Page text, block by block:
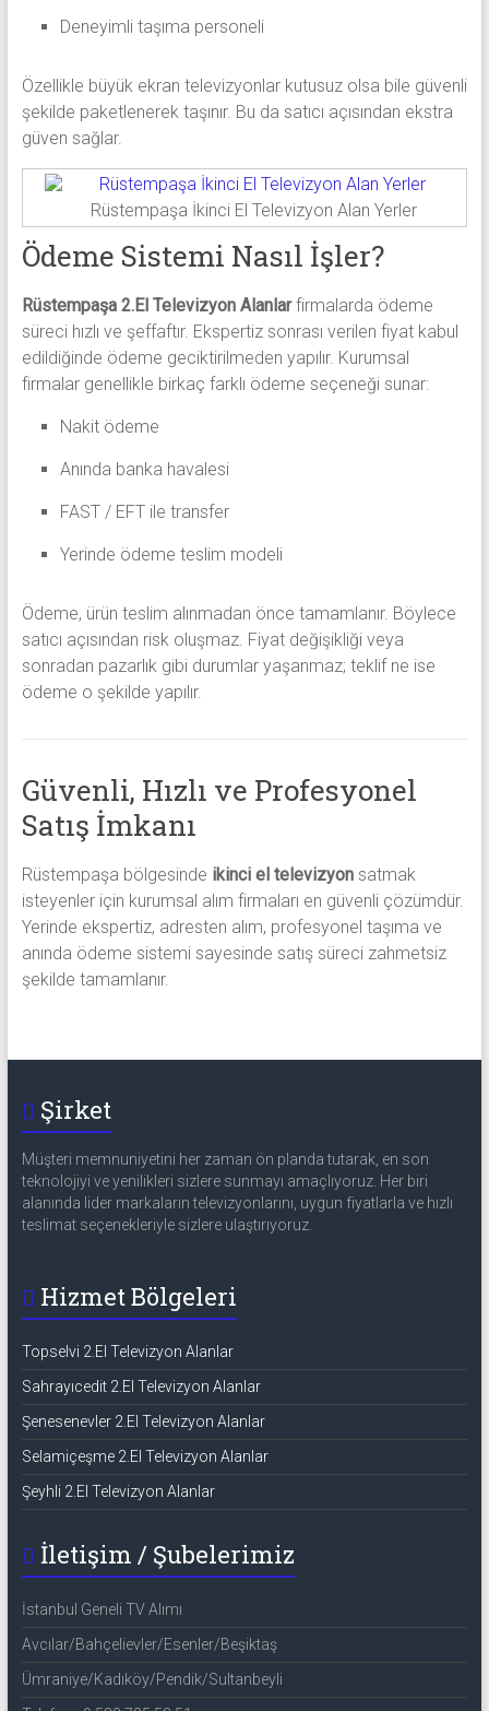
Deneyimli taşıma personeli
Özellikle büyük ekran televizyonlar kutusuz olsa bile güvenli
şekilde paketlenerek taşınır. Bu da satıcı açısından ekstra
güven sağlar.
Rüstempaşa İkinci El Televizyon Alan Yerler
Ödeme Sistemi Nasıl İşler?
Rüstempaşa 2.El Televizyon Alanlarfirmalarda ödeme
süreci hızlı ve şeffaftır. Ekspertiz sonrası verilen fiyat kabul
edildiğinde ödeme geciktirilmeden yapılır. Kurumsal
firmalar genellikle birkaç farklı ödeme seçeneği sunar:
Nakit ödeme
Anında banka havalesi
FAST / EFT ile transfer
Yerinde ödeme teslim modeli
Ödeme, ürün teslim alınmadan önce tamamlanır. Böylece
satıcı açısından risk oluşmaz. Fiyat değişikliği veya
sonradan pazarlık gibi durumlar yaşanmaz; teklif ne ise
ödeme o şekilde yapılır.
Güvenli, Hızlı ve Profesyonel
Satış İmkanı
Rüstempaşa bölgesinde ikinci el televizyonsatmak
isteyenler için kurumsal alım firmaları en güvenli çözümdür.
Yerinde ekspertiz, adresten alım, profesyonel taşıma ve
anında ödeme sistemi sayesinde satış süreci zahmetsiz
şekilde tamamlanır.
Şirket
Müşteri memnuniyetini her zaman ön planda tutarak, en son
teknolojiyi ve yenilikleri sizlere sunmayı amaçlıyoruz. Her biri
alanında lider markaların televizyonlarını, uygun fiyatlarla ve hızlı
teslimat seçenekleriyle sizlere ulaştırıyoruz.
Hizmet Bölgeleri
Topselvi 2.El Televizyon Alanlar
Sahrayıcedit 2.El Televizyon Alanlar
Şenesenevler 2.El Televizyon Alanlar
Selamiçeşme 2.El Televizyon Alanlar
Şeyhli 2.El Televizyon Alanlar
İletişim / Şubelerimiz
İstanbul Geneli TV Alımı
Avcılar/Bahçelievler/Esenler/Beşiktaş
Ümraniye/Kadıköy/Pendik/Sultanbeyli